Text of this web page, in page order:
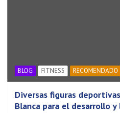
BLOG FITNESS RECOMENDADO
Diversas figuras
Blanca para el desarrollo